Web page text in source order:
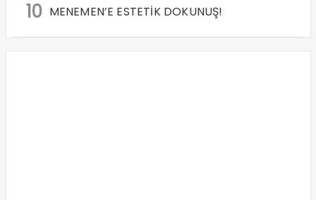
10 MENEMEN’E ESTETİK DOKUNUŞ!